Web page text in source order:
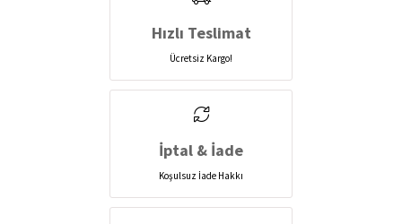
Hızlı Teslimat
Ücretsiz Kargo!
İptal & İade
Koşulsuz İade Hakkı